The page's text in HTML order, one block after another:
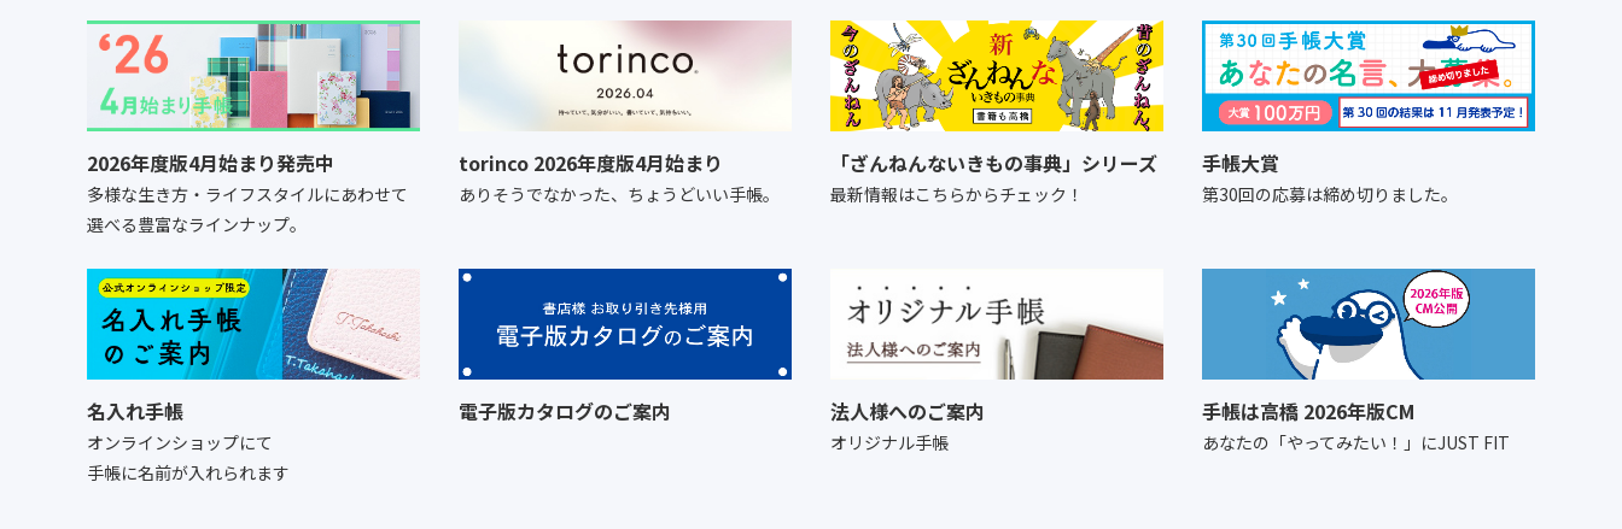
2026年度版4月始まり発売中
多様な生き方・ライフスタイルにあわせて
選べる豊富なラインナップ。
torinco 2026年度版4月始まり
ありそうでなかった、ちょうどいい手帳。
「ざんねんないきもの事典」シリーズ
最新情報はこちらからチェック！
手帳大賞
第30回の応募は締め切りました。
名入れ手帳
オンラインショップにて
手帳に名前が入れられます
電子版カタログのご案内 法人様へのご案内
オリジナル手帳
手帳は高橋 2026年版CM
あなたの「やってみたい！」にJUST FIT